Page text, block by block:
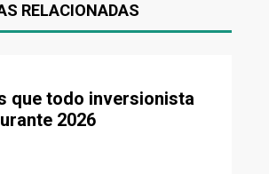
RELACIONADAS
que todo inversionista
2026